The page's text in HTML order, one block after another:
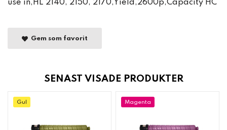
use in,HL 2140, 2150, 2170,Yield,2600p,Capacity HC
Gem som favorit
SENAST VISADE PRODUKTER
Gul Magenta